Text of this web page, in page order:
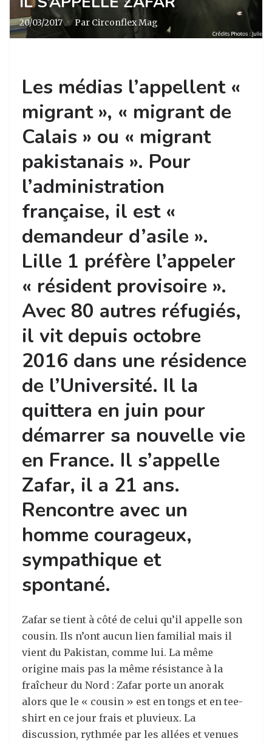
20/03/2017 · Par Circonflex Mag
Les médias l’appellent «
migrant », « migrant de
Calais » ou « migrant
pakistanais ». Pour
l’administration
française, il est «
demandeur d’asile ».
Lille 1 préfère l’appeler
« résident provisoire ».
Avec 80 autres réfugiés,
il vit depuis octobre
2016 dans une résidence
de l’Université. Il la
quittera en juin pour
démarrer sa nouvelle vie
en France. Il s’appelle
Zafar, il a 21 ans.
Rencontre avec un
homme courageux,
sympathique et
spontané.
Zafar se tient à côté de celui qu’il appelle son
cousin. Ils n’ont aucun lien familial mais il
vient du Pakistan, comme lui. La même
origine mais pas la même résistance à la
fraîcheur du Nord : Zafar porte un anorak
alors que le « cousin » est en tongs et en tee-
shirt en ce jour frais et pluvieux. La
discussion, rythmée par les allées et venues